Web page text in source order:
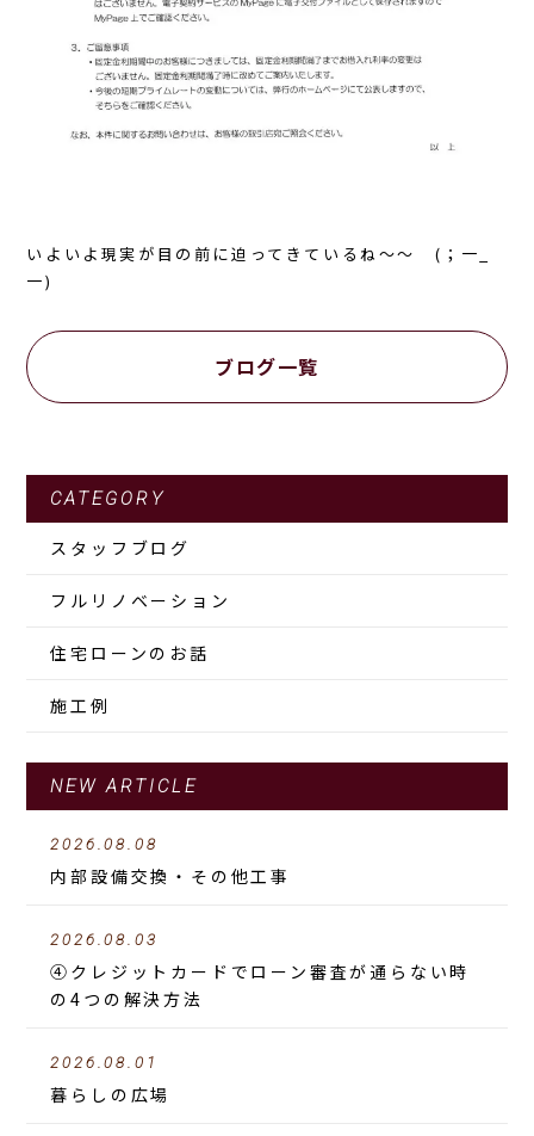
いよいよ現実が目の前に迫ってきているね～～ (；一_
一)
ブログ一覧
CATEGORY
スタッフブログ
フルリノベーション
住宅ローンのお話
施工例
NEW ARTICLE
2026.08.08
内部設備交換・その他工事
2026.08.03
④クレジットカードでローン審査が通らない時
の4つの解決方法
2026.08.01
暮らしの広場